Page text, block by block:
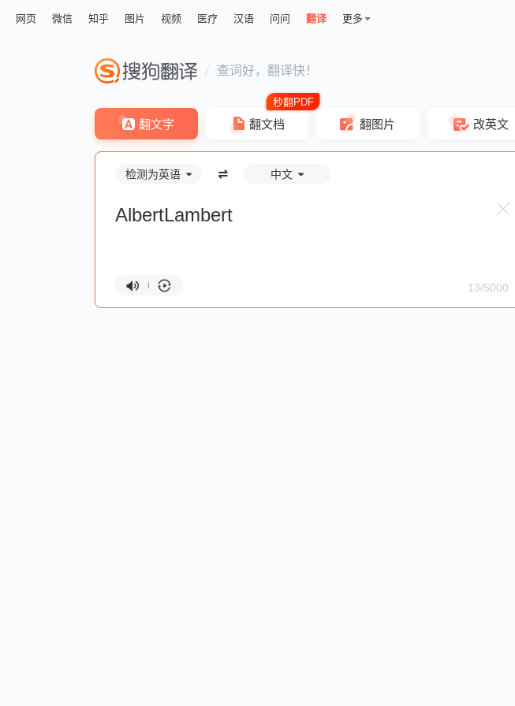
网页 微信 知乎 图片 视频 医疗 汉语 问问 翻译 更多
查词好，翻译快！
翻文字 翻文档 翻图片 改英文
检测为英语 中文
13/5000